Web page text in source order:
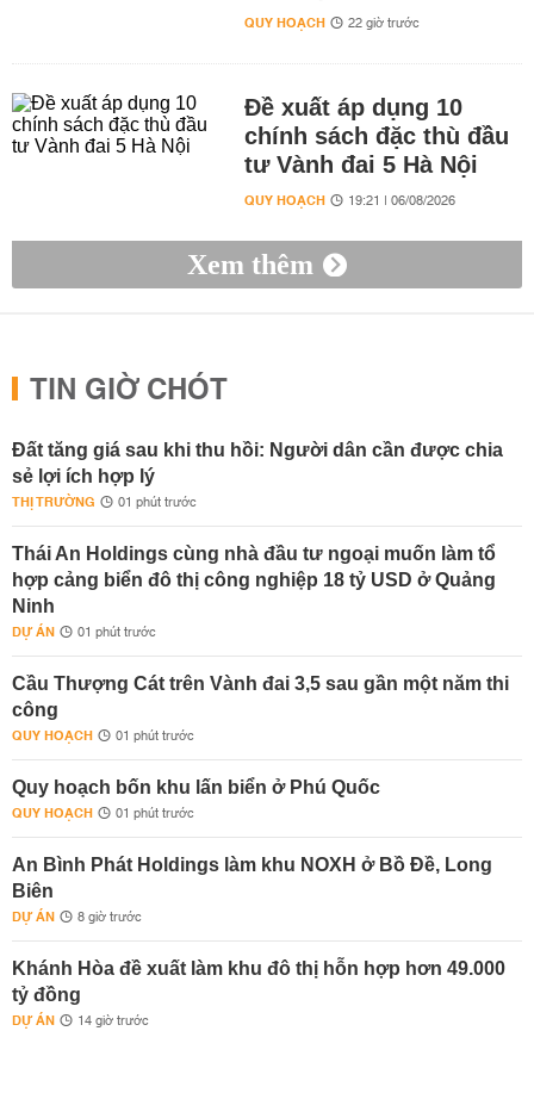
QUY HOẠCH 22 giờ trước
Đề xuất áp dụng 10
chính sách đặc thù đầu
tư Vành đai 5 Hà Nội
QUY HOẠCH 19:21 | 06/08/2026
Xem thêm
TIN GIỜ CHÓT
Đất tăng giá sau khi thu hồi: Người dân cần được chia
sẻ lợi ích hợp lý
THỊ TRƯỜNG 01 phút trước
Thái An Holdings cùng nhà đầu tư ngoại muốn làm tổ
hợp cảng biển đô thị công nghiệp 18 tỷ USD ở Quảng
Ninh
DỰ ÁN 01 phút trước
Cầu Thượng Cát trên Vành đai 3,5 sau gần một năm thi
công
QUY HOẠCH 01 phút trước
Quy hoạch bốn khu lấn biển ở Phú Quốc
QUY HOẠCH 01 phút trước
An Bình Phát Holdings làm khu NOXH ở Bồ Đề, Long
Biên
DỰ ÁN 8 giờ trước
Khánh Hòa đề xuất làm khu đô thị hỗn hợp hơn 49.000
tỷ đồng
DỰ ÁN 14 giờ trước